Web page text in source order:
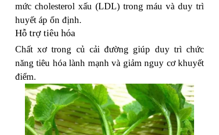
mức cholesterol xấu (LDL) trong máu và duy trì
huyết áp ổn định.
Hỗ trợ tiêu hóa
Chất xơ trong củ cải đường giúp duy trì chức
năng tiêu hóa lành mạnh và giảm nguy cơ khuyết
điểm.